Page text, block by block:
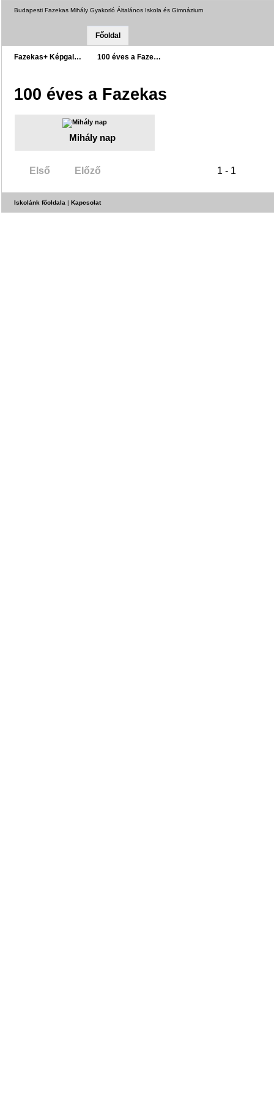
Budapesti Fazekas Mihály Gyakorló Általános Iskola és Gimnázium
Főoldal
Fazekas+ Képgal… 100 éves a Faze…
100 éves a Fazekas
Mihály nap
Első Előző 1 - 1
Iskolánk főoldala | Kapcsolat